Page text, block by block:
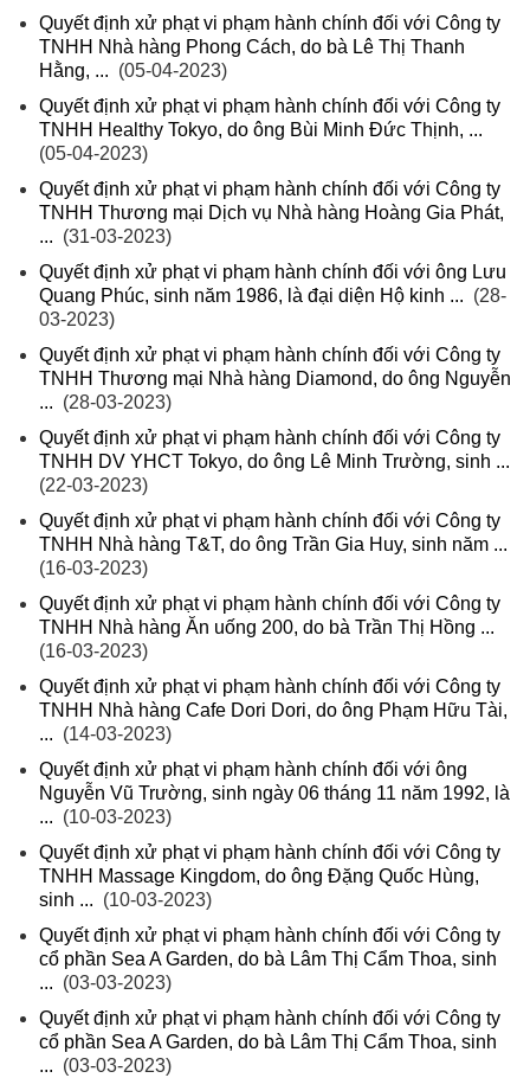
Quyết định xử phạt vi phạm hành chính đối với Công ty
TNHH Nhà hàng Phong Cách, do bà Lê Thị Thanh
Hằng, ... (05-04-2023)
Quyết định xử phạt vi phạm hành chính đối với Công ty
TNHH Healthy Tokyo, do ông Bùi Minh Đức Thịnh, ...
(05-04-2023)
Quyết định xử phạt vi phạm hành chính đối với Công ty
TNHH Thương mại Dịch vụ Nhà hàng Hoàng Gia Phát,
... (31-03-2023)
Quyết định xử phạt vi phạm hành chính đối với ông Lưu
Quang Phúc, sinh năm 1986, là đại diện Hộ kinh ... (28-
03-2023)
Quyết định xử phạt vi phạm hành chính đối với Công ty
TNHH Thương mại Nhà hàng Diamond, do ông Nguyễn
... (28-03-2023)
Quyết định xử phạt vi phạm hành chính đối với Công ty
TNHH DV YHCT Tokyo, do ông Lê Minh Trường, sinh ...
(22-03-2023)
Quyết định xử phạt vi phạm hành chính đối với Công ty
TNHH Nhà hàng T&T, do ông Trần Gia Huy, sinh năm ...
(16-03-2023)
Quyết định xử phạt vi phạm hành chính đối với Công ty
TNHH Nhà hàng Ăn uống 200, do bà Trần Thị Hồng ...
(16-03-2023)
Quyết định xử phạt vi phạm hành chính đối với Công ty
TNHH Nhà hàng Cafe Dori Dori, do ông Phạm Hữu Tài,
... (14-03-2023)
Quyết định xử phạt vi phạm hành chính đối với ông
Nguyễn Vũ Trường, sinh ngày 06 tháng 11 năm 1992, là
... (10-03-2023)
Quyết định xử phạt vi phạm hành chính đối với Công ty
TNHH Massage Kingdom, do ông Đặng Quốc Hùng,
sinh ... (10-03-2023)
Quyết định xử phạt vi phạm hành chính đối với Công ty
cổ phần Sea A Garden, do bà Lâm Thị Cẩm Thoa, sinh
... (03-03-2023)
Quyết định xử phạt vi phạm hành chính đối với Công ty
cổ phần Sea A Garden, do bà Lâm Thị Cẩm Thoa, sinh
... (03-03-2023)